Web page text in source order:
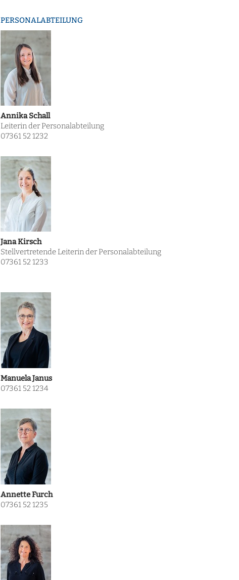
PERSONALABTEILUNG
Annika Schall
Leiterin der Personalabteilung
07361 52 1232
Jana Kirsch
Stellvertretende Leiterin der Personalabteilung
07361 52 1233
Manuela Janus
07361 52 1234
Annette Furch
07361 52 1235